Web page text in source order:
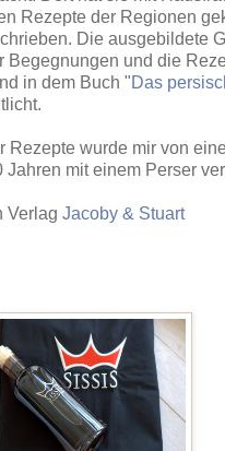
Rezepte der Regionen
Die ausgebildete
Begegnungen und die
in dem Buch "Das
Rezepte wurde mir von
Jahren mit einem Perser
Verlag Jacoby & Stuart